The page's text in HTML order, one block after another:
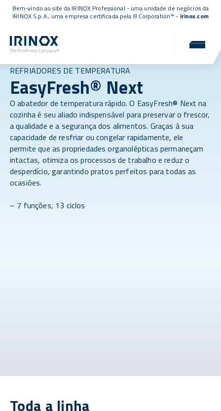
Bem-vindo ao site da IRINOX Professional - uma unidade de negócios da
IRINOX S.p.A., uma empresa certificada pela B Corporation™ - irinox.com
REFRIADORES DE TEMPERATURA
EasyFresh® Next
O abatedor de temperatura rápido. O EasyFresh® Next na
cozinha é seu aliado indispensável para preservar o frescor,
a qualidade e a segurança dos alimentos. Graças à sua
capacidade de resfriar ou congelar rapidamente, ele
permite que as propriedades organolépticas permaneçam
intactas, otimiza os processos de trabalho e reduz o
desperdício, garantindo pratos perfeitos para todas as
ocasiões.
– 7 funções, 13 ciclos
Toda a linha